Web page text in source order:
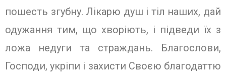
пошесть згубну. Лікарю душ і тіл наших, дай
одужання тим, що хворіють, і підведи їх з
ложа недуги та страждань. Благослови,
Господи, укріпи і захисти Своєю благодаттю